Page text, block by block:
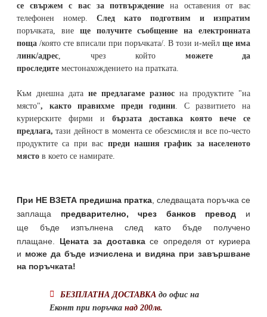
се свържем с вас за потвърждение на оставения от вас
телефонен номер
След като подготвим и изпратим
поръчката, вие ще получите съобщение на електронната
поща /която сте вписали при поръчката/. В този и-мейл ще има
линк/адрес , чрез който можете да
проследите местонахождението на пратката
Към днешна дата не предлагаме разнос на продуктите "на
място", както правихме преди години . С развитието на
куриерските фирми и бързата доставка която вече се
предлага, тази дейност в момента се обезсмисля и все по-често
продуктите са при вас преди нашия график за населеното
място в което се намирате.
При НЕ ВЗЕТА предишна пратка следващата поръчка се
заплаща предварително, чрез банков превод и
ще бъде изпълнена след като бъде получено
плащане. Цената за доставкасе определя от куриера
и може да бъде изчислена и видяна при завършване
на поръчката!
БЕЗПЛАТНА ДОСТАВКА до офис на
Еконт при поръчка над 200лв.